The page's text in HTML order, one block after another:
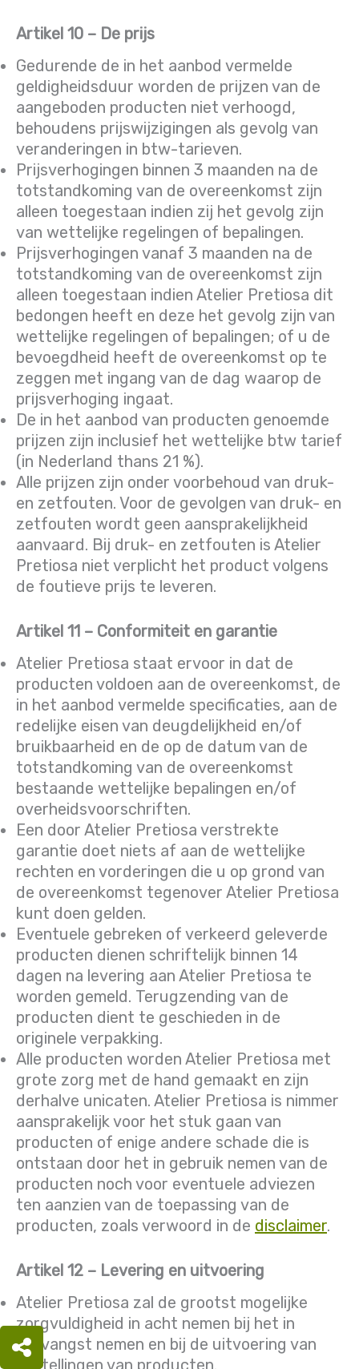
Artikel 10 – De prijs
Gedurende de in het aanbod vermelde
geldigheidsduur worden de prijzen van de
aangeboden producten niet verhoogd,
behoudens prijswijzigingen als gevolg van
veranderingen in btw-tarieven.
Prijsverhogingen binnen 3 maanden na de
totstandkoming van de overeenkomst zijn
alleen toegestaan indien zij het gevolg zijn
van wettelijke regelingen of bepalingen.
Prijsverhogingen vanaf 3 maanden na de
totstandkoming van de overeenkomst zijn
alleen toegestaan indien Atelier Pretiosa dit
bedongen heeft en deze het gevolg zijn van
wettelijke regelingen of bepalingen; of u de
bevoegdheid heeft de overeenkomst op te
zeggen met ingang van de dag waarop de
prijsverhoging ingaat.
De in het aanbod van producten genoemde
prijzen zijn inclusief het wettelijke btw tarief
(in Nederland thans 21 %).
Alle prijzen zijn onder voorbehoud van druk-
en zetfouten. Voor de gevolgen van druk- en
zetfouten wordt geen aansprakelijkheid
aanvaard. Bij druk- en zetfouten is Atelier
Pretiosa niet verplicht het product volgens
de foutieve prijs te leveren.
Artikel 11 – Conformiteit en garantie
Atelier Pretiosa staat ervoor in dat de
producten voldoen aan de overeenkomst, de
in het aanbod vermelde specificaties, aan de
redelijke eisen van deugdelijkheid en/of
bruikbaarheid en de op de datum van de
totstandkoming van de overeenkomst
bestaande wettelijke bepalingen en/of
overheidsvoorschriften.
Een door Atelier Pretiosa verstrekte
garantie doet niets af aan de wettelijke
rechten en vorderingen die u op grond van
de overeenkomst tegenover Atelier Pretiosa
kunt doen gelden.
Eventuele gebreken of verkeerd geleverde
producten dienen schriftelijk binnen 14
dagen na levering aan Atelier Pretiosa te
worden gemeld. Terugzending van de
producten dient te geschieden in de
originele verpakking.
Alle producten worden Atelier Pretiosa met
grote zorg met de hand gemaakt en zijn
derhalve unicaten. Atelier Pretiosa is nimmer
aansprakelijk voor het stuk gaan van
producten of enige andere schade die is
ontstaan door het in gebruik nemen van de
producten noch voor eventuele adviezen
ten aanzien van de toepassing van de
producten, zoals verwoord in de disclaimer.
Artikel 12 – Levering en uitvoering
Atelier Pretiosa zal de grootst mogelijke
zorgvuldigheid in acht nemen bij het in
ontvangst nemen en bij de uitvoering van